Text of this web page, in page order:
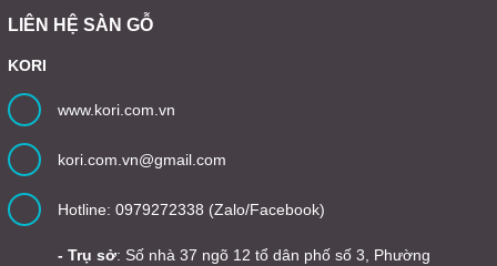
LIÊN HỆ SÀN GỖ
KORI
www.kori.com.vn
kori.com.vn@gmail.com
Hotline: 0979272338 (Zalo/Facebook)
- Trụ sở: Số nhà 37 ngõ 12 tổ dân phố số 3, Phường